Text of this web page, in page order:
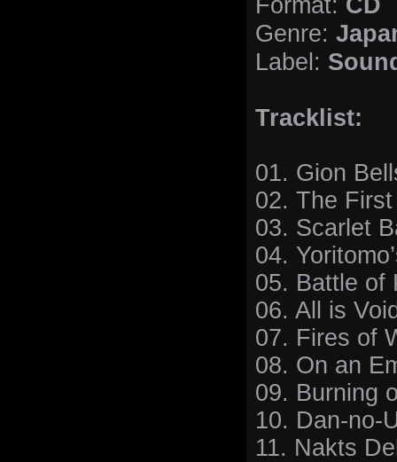
Format:
Genre:
Label:
Tracklist:
01. Gion
02. The
03. Scarlet
04.
05. Battle of
06. All is
07. Fires of
08. On an
09. Burning
10. Dan-no-
11. Nakts